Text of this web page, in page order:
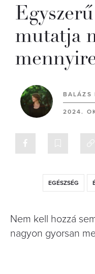
mutatja
BALÁZS
2024.
EGÉSZSÉG
Nem kell hozzá
nagyon gyorsan